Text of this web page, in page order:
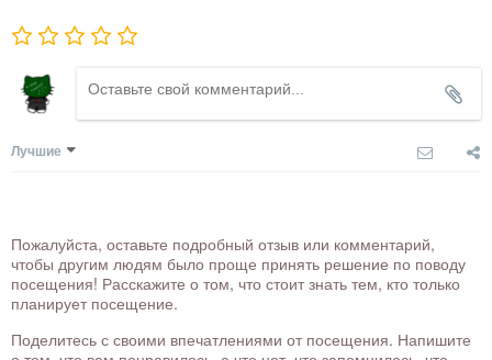
Лучшие
Пожалуйста, оставьте подробный отзыв или комментарий,
чтобы другим людям было проще принять решение по поводу
посещения! Расскажите о том, что стоит знать тем, кто только
планирует посещение.
Поделитесь с своими впечатлениями от посещения. Напишите